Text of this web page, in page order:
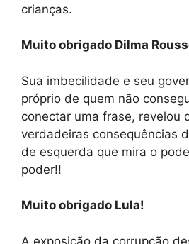
crianças.
Muito obrigado Dilma
Sua imbecilidade e seu
próprio de quem não
conectar uma frase, revelou
verdadeiras consequências
de esquerda que mira o
poder!!
Muito obrigado Lula!
A exposição da corrupção